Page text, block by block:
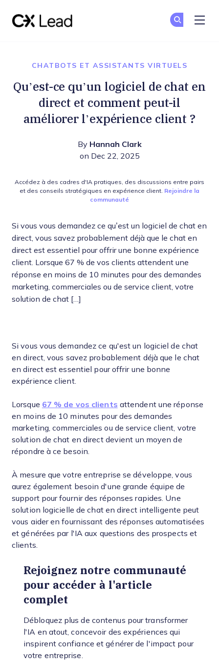
CHATBOTS ET ASSISTANTS VIRTUELS
Qu’est-ce qu’un logiciel de chat en
direct et comment peut-il
améliorer l’expérience client ?
By Hannah Clark
on Dec 22, 2025
Accédez à des cadres d'IA pratiques, des discussions entre pairs
et des conseils stratégiques en expérience client. Rejoindre la
communauté
Si vous vous demandez ce qu’est un logiciel de chat en
direct, vous savez probablement déjà que le chat en
direct est essentiel pour offrir une bonne expérience
client. Lorsque 67 % de vos clients attendent une
réponse en moins de 10 minutes pour des demandes
marketing, commerciales ou de service client, votre
solution de chat […]
Si vous vous demandez ce qu'est un logiciel de chat
en direct, vous savez probablement déjà que le chat
en direct est essentiel pour offrir une bonne
expérience client.
Lorsque 67 % de vos clients attendent une réponse
en moins de 10 minutes pour des demandes
marketing, commerciales ou de service client, votre
solution de chat en direct devient un moyen de
répondre à ce besoin.
À mesure que votre entreprise se développe, vous
aurez également besoin d'une grande équipe de
support pour fournir des réponses rapides. Une
solution logicielle de chat en direct intelligente peut
vous aider en fournissant des réponses automatisées
et générées par l'IA aux questions des prospects et
clients.
Rejoignez notre communauté
pour accéder à l'article
complet
Débloquez plus de contenus pour transformer
l'IA en atout, concevoir des expériences qui
inspirent confiance et générer de l'impact pour
votre entreprise.